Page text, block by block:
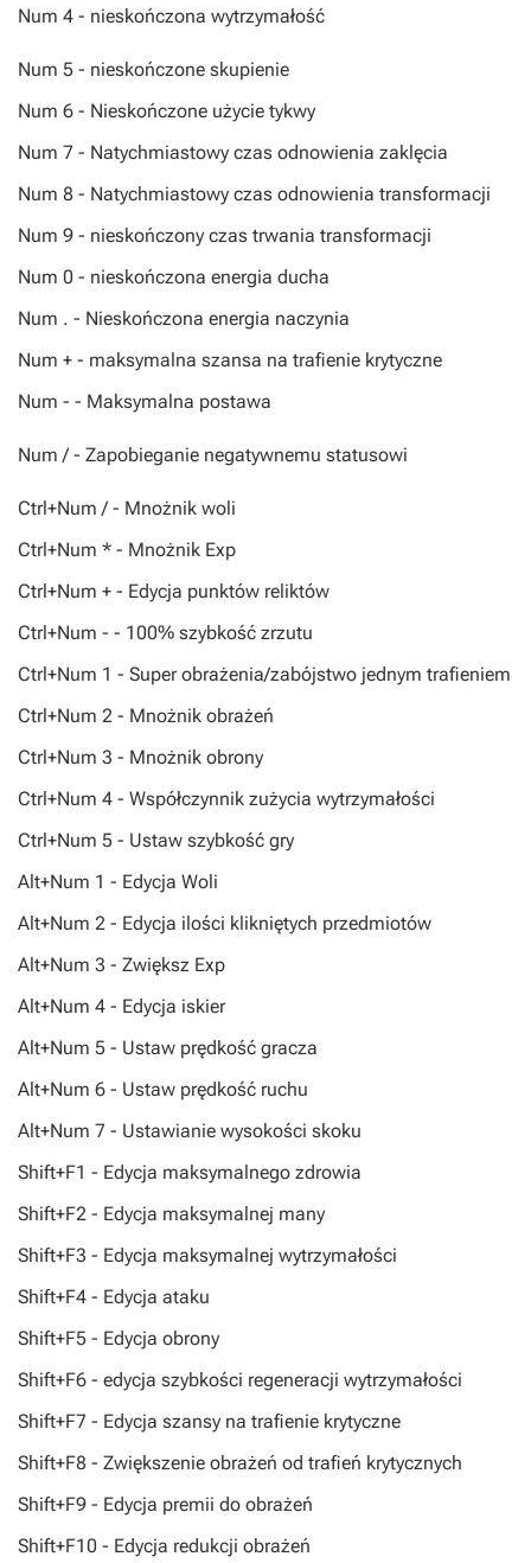
Num 4 - nieskończona wytrzymałość
Num 5 - nieskończone skupienie
Num 6 - Nieskończone użycie tykwy
Num 7 - Natychmiastowy czas odnowienia zaklęcia
Num 8 - Natychmiastowy czas odnowienia transformacji
Num 9 - nieskończony czas trwania transformacji
Num 0 - nieskończona energia ducha
Num . - Nieskończona energia naczynia
Num + - maksymalna szansa na trafienie krytyczne
Num - - Maksymalna postawa
Num / - Zapobieganie negatywnemu statusowi
Ctrl+Num / - Mnożnik woli
Ctrl+Num * - Mnożnik Exp
Ctrl+Num + - Edycja punktów reliktów
Ctrl+Num - - 100% szybkość zrzutu
Ctrl+Num 1 - Super obrażenia/zabójstwo jednym trafieniem
Ctrl+Num 2 - Mnożnik obrażeń
Ctrl+Num 3 - Mnożnik obrony
Ctrl+Num 4 - Współczynnik zużycia wytrzymałości
Ctrl+Num 5 - Ustaw szybkość gry
Alt+Num 1 - Edycja Woli
Alt+Num 2 - Edycja ilości klikniętych przedmiotów
Alt+Num 3 - Zwiększ Exp
Alt+Num 4 - Edycja iskier
Alt+Num 5 - Ustaw prędkość gracza
Alt+Num 6 - Ustaw prędkość ruchu
Alt+Num 7 - Ustawianie wysokości skoku
Shift+F1 - Edycja maksymalnego zdrowia
Shift+F2 - Edycja maksymalnej many
Shift+F3 - Edycja maksymalnej wytrzymałości
Shift+F4 - Edycja ataku
Shift+F5 - Edycja obrony
Shift+F6 - edycja szybkości regeneracji wytrzymałości
Shift+F7 - Edycja szansy na trafienie krytyczne
Shift+F8 - Zwiększenie obrażeń od trafień krytycznych
Shift+F9 - Edycja premii do obrażeń
Shift+F10 - Edycja redukcji obrażeń